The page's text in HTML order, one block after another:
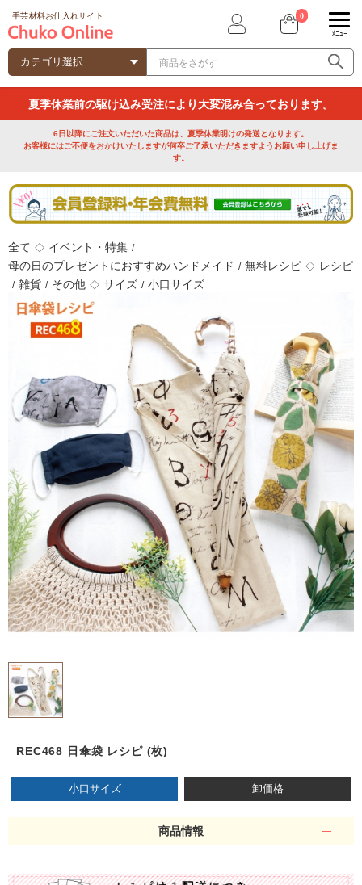
夏季休業前の駆け込み受注により大変混み合っております。
6日以降にご注文いただいた商品は、夏季休業明けの発送となります。
お客様にはご不便をおかけいたしますが何卒ご了承いただきますようお願い申し上げま
す。
全て ◇ イベント・特集 /
母の日のプレゼントにおすすめハンドメイド / 無料レシピ ◇ レシピ
/ 雑貨 / その他 ◇ サイズ / 小口サイズ
REC468 日傘袋 レシピ (枚)
小口サイズ 卸価格
商品情報
手芸材料お仕入れサイト 0
ﾒﾆｭｰ